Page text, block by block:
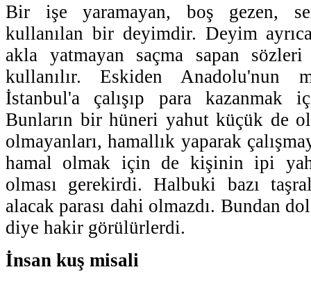
Bir işe yaramayan, boş gezen,
kullanılan bir deyimdir. Deyim
akla yatmayan saçma sapan
kullanılır. Eskiden Anadolu'nun
İstanbul'a çalışıp para kazanmak
Bunların bir hüneri yahut küçük de
olmayanları, hamallık yaparak
hamal olmak için de kişinin ipi
olması gerekirdi. Halbuki bazı
alacak parası dahi olmazdı. Bundan
diye hakir görülürlerdi.
İnsan kuş misali